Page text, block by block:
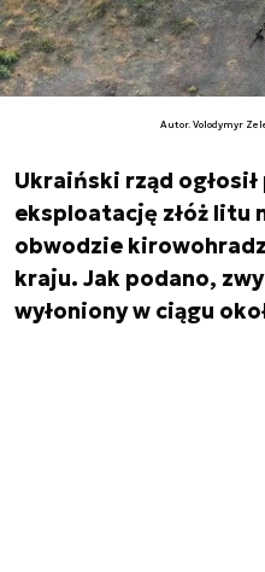
Autor. Volodymyr
Ukraiński rząd
eksploatację złóż litu
obwodzie
kraju. Jak podano,
wyłoniony w ciągu